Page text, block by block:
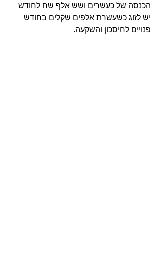
הכנסה של כעשרים ושש אלף שח לחודש
יש לזוג כשעשרת אלפים שקלים בחודש
פנויים לחיסכון והשקעה.